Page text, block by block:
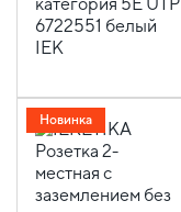
Новинка